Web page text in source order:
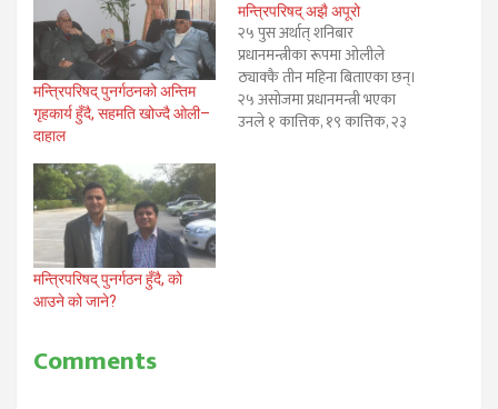
मन्त्रिपरिषद् पुनर्गठनको अन्तिम
गृहकार्य हुँदै, सहमति खोज्दै ओली–
दाहाल
मन्त्रिपरिषद् अझै अपूरो
२५ पुस अर्थात् शनिबार
प्रधानमन्त्रीका रूपमा ओलीले
ठ्याक्कै तीन महिना बिताएका छन्।
२५ असोजमा प्रधानमन्त्री भएका
उनले १ कात्तिक, १९ कात्तिक, २३
मन्त्रिपरिषद् पुनर्गठन हुँदै, को
आउने को जाने?
Comments